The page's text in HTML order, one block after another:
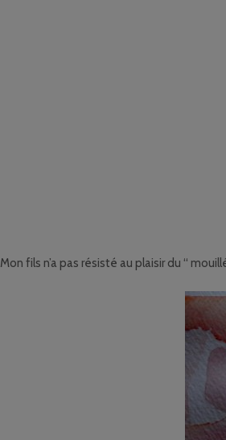
Mon fils n’a pas résisté au plaisir du “